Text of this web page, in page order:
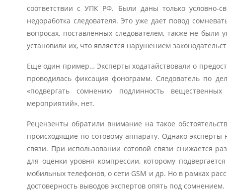
соответствии с УПК РФ. Были даны только условно-
недоработка следователя. Это уже дает повод
вопросах, поставленных следователем, также не были
установили их, что является нарушением
Еще один пример… Эксперты ходатайствовали о
проводилась фиксация фонограмм. Следователь по
«подвергать сомнению подлинность
мероприятий», нет.
Рецензенты обратили внимание на такое
происходящие по сотовому аппарату. Однако эксперты
связи. При использовании сотовой связи снижается
для оценки уровня компрессии, которому
мобильных телефонов, о сети GSM и др. Но в рамках
достоверность выводов экспертов опять под сомнением.